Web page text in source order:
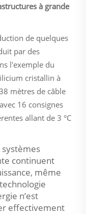
à grande
de quelques
par des
l'exemple du
cristallin à
mètres de câble
16 consignes
allant de 3 °C
systèmes
continuent
même
n’est
effectivement